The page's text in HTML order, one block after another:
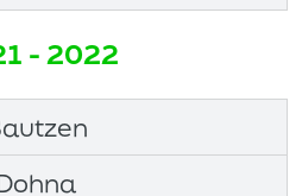
- 2022